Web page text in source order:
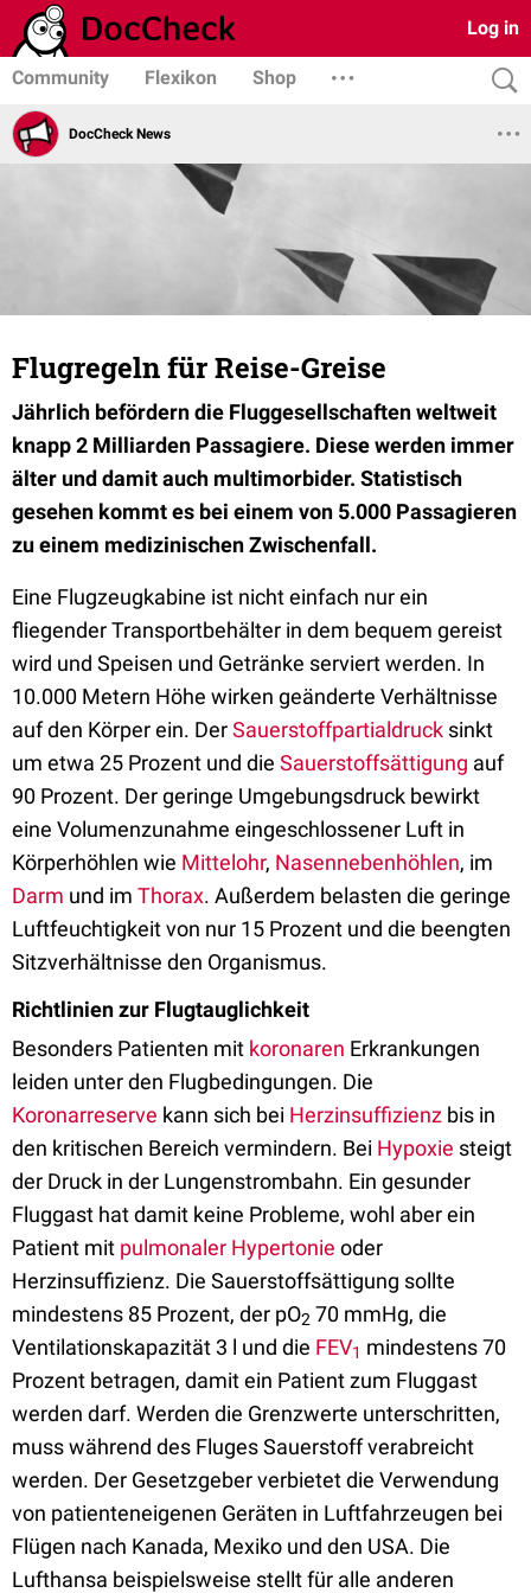
Log in
Community Flexikon Shop
DocCheck News
Flugregeln für Reise-Greise
Jährlich befördern die Fluggesellschaften weltweit
knapp 2 Milliarden Passagiere. Diese werden immer
älter und damit auch multimorbider. Statistisch
gesehen kommt es bei einem von 5.000 Passagieren
zu einem medizinischen Zwischenfall.
Eine Flugzeugkabine ist nicht einfach nur ein
fliegender Transportbehälter in dem bequem gereist
wird und Speisen und Getränke serviert werden. In
10.000 Metern Höhe wirken geänderte Verhältnisse
auf den Körper ein. DerSauerstoffpartialdruck sinkt
um etwa 25 Prozent und die Sauerstoffsättigung auf
90 Prozent. Der geringe Umgebungsdruck bewirkt
eine Volumenzunahme eingeschlossener Luft in
Körperhöhlen wie Mittelohr, Nasennebenhöhlen, im
Darm und im Thorax. Außerdem belasten die geringe
Luftfeuchtigkeit von nur 15 Prozent und die beengten
Sitzverhältnisse den Organismus.
Richtlinien zur Flugtauglichkeit
Besonders Patienten mit koronaren Erkrankungen
leiden unter den Flugbedingungen. Die
Koronarreserve kann sich bei Herzinsuffizienz bis in
den kritischen Bereich vermindern. Bei Hypoxie steigt
der Druck in der Lungenstrombahn. Ein gesunder
Fluggast hat damit keine Probleme, wohl aber ein
Patient mit pulmonaler Hypertonie oder
Herzinsuffizienz. Die Sauerstoffsättigung sollte
mindestens 85 Prozent, der pO2 70 mmHg, die
Ventilationskapazität 3 l und die FEV1 mindestens 70
Prozent betragen, damit ein Patient zum Fluggast
werden darf. Werden die Grenzwerte unterschritten,
muss während des Fluges Sauerstoff verabreicht
werden. Der Gesetzgeber verbietet die Verwendung
von patienteneigenen Geräten in Luftfahrzeugen bei
Flügen nach Kanada, Mexiko und den USA. Die
Lufthansa beispielsweise stellt für alle anderen